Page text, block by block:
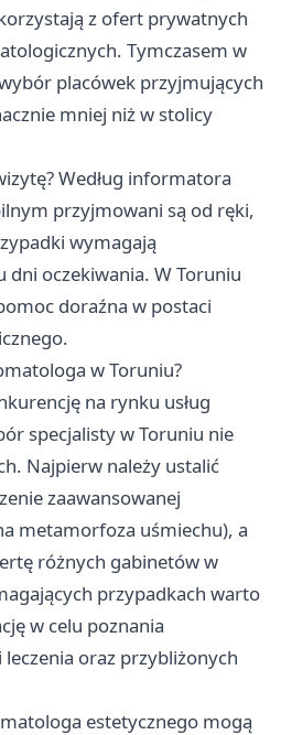
z ofert prywatnych
Tymczasem w
placówek przyjmujących
mniej niż w stolicy
Według informatora
przyjmowani są od ręki,
wymagają
oczekiwania. W Toruniu
doraźna w postaci
w Toruniu?
na rynku usług
specjalisty w Toruniu nie
Najpierw należy ustalić
zaawansowanej
metamorfoza uśmiechu), a
różnych gabinetów w
przypadkach warto
w celu poznania
oraz przybliżonych
estetycznego mogą